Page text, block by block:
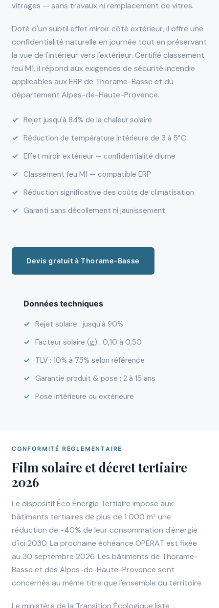
vitrages — sans travaux ni remplacement de vitres.
Doté d'un subtil effet miroir côté extérieur, il offre une
confidentialité naturelle en journée tout en préservant
la vue de l'intérieur vers l'extérieur. Certifié classement
feu M1, il répond aux exigences de sécurité incendie
applicables aux ERP de Thorame-Basse et du
département Alpes-de-Haute-Provence.
Rejet jusqu'à 84% de la chaleur solaire
Réduction de température intérieure de 3 à 5°C
Effet miroir extérieur — confidentialité diurne
Classement feu M1 — compatible ERP
Réduction significative des coûts de climatisation
Garanti sans décollement ni jaunissement
Devis gratuit à Thorame-Basse
Données techniques
Rejet solaire : jusqu'à 90%
Facteur solaire (g) : 0,10 à 0,50
TLV : 10% à 75% selon référence
Garantie produit & pose : 2 à 15 ans
Pose intérieure ou extérieure
CONFORMITÉ RÉGLEMENTAIRE
Film solaire et décret tertiaire
2026
Le dispositif Éco Énergie Tertiaire impose aux
bâtiments tertiaires de plus de 1 000 m² une
réduction de -40% de leur consommation d'énergie
d'ici 2030. La prochaine échéance OPERAT est fixée
au 30 septembre 2026. Les bâtiments de Thorame-
Basse et des Alpes-de-Haute-Provence sont
concernés au même titre que l'ensemble du territoire.
Le ministère de la Transition Écologique liste